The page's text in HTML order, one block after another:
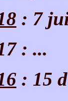
: 7
: ...
: 15